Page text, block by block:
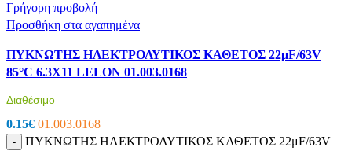
Γρήγορη προβολή
Προσθήκη στα αγαπημένα
ΠΥΚΝΩΤΗΣ ΗΛΕΚΤΡΟΛΥΤΙΚΟΣ ΚΑΘΕΤΟΣ 22μF/63V
85°C 6.3X11 LELON 01.003.0168
Διαθέσιμο
0.15€ 01.003.0168
-
ΠΥΚΝΩΤΗΣ ΗΛΕΚΤΡΟΛΥΤΙΚΟΣ ΚΑΘΕΤΟΣ 22μF/63V